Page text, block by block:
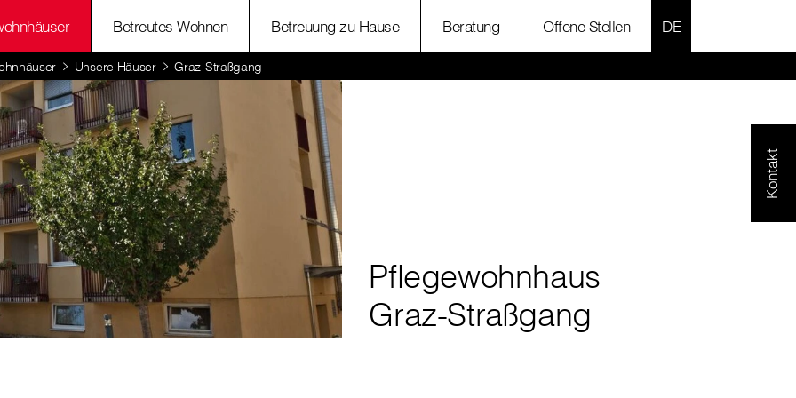
Betreutes Wohnen Betreuung zu Hause Beratung Offene Stellen SPRACHE
Unsere Häuser Graz-Straßgang
Kontakt
Pflegewohnhaus
Graz-Straßgang